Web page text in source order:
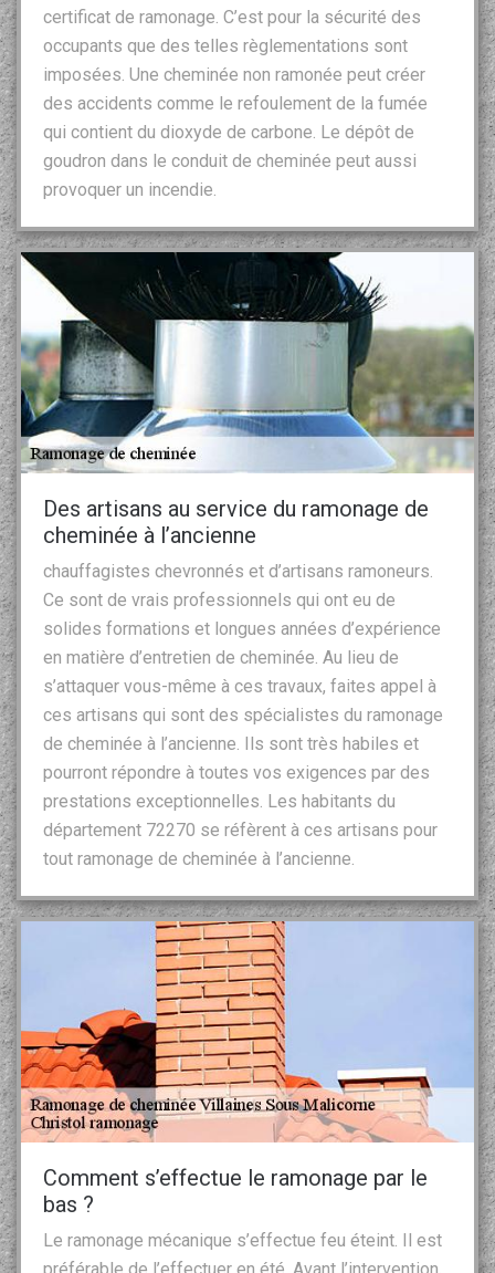
certificat de ramonage. C’est pour la sécurité des
occupants que des telles règlementations sont
imposées. Une cheminée non ramonée peut créer
des accidents comme le refoulement de la fumée
qui contient du dioxyde de carbone. Le dépôt de
goudron dans le conduit de cheminée peut aussi
provoquer un incendie.
Des artisans au service du ramonage de
cheminée à l’ancienne
chauffagistes chevronnés et d’artisans ramoneurs.
Ce sont de vrais professionnels qui ont eu de
solides formations et longues années d’expérience
en matière d’entretien de cheminée. Au lieu de
s’attaquer vous-même à ces travaux, faites appel à
ces artisans qui sont des spécialistes du ramonage
de cheminée à l’ancienne. Ils sont très habiles et
pourront répondre à toutes vos exigences par des
prestations exceptionnelles. Les habitants du
département 72270 se réfèrent à ces artisans pour
tout ramonage de cheminée à l’ancienne.
Comment s’effectue le ramonage par le
bas ?
Le ramonage mécanique s’effectue feu éteint. Il est
préférable de l’effectuer en été. Avant l’intervention,